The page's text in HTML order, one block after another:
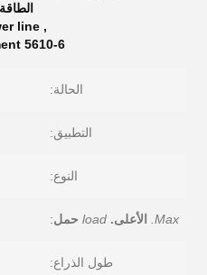
الطاقة,5610-6 معدات بناء
,
line
5610-6 tower crane building equipment
الحالة:
التطبيق:
النوع:
Max. الأعلى. load حمل:
طول الذراع: